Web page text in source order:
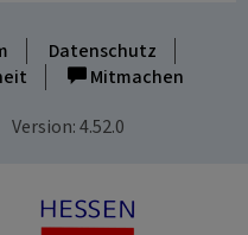
Datenschutz
Mitmachen
Version: 4.52.0